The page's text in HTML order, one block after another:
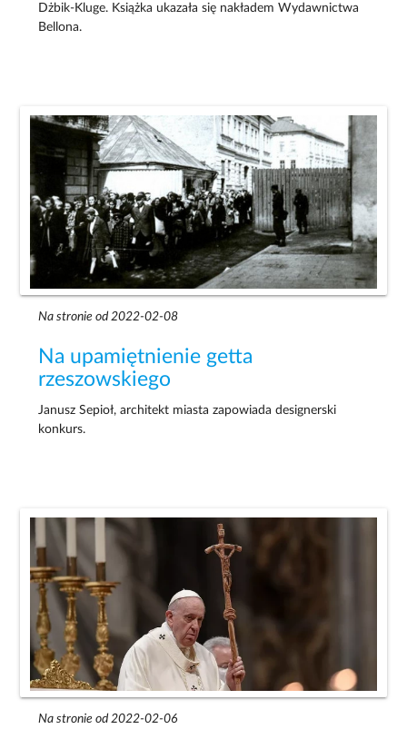
Dżbik-Kluge. Książka ukazała się nakładem Wydawnictwa
Bellona.
Na stronie od 2022-02-08
Na upamiętnienie getta
rzeszowskiego
Janusz Sepioł, architekt miasta zapowiada designerski
konkurs.
Na stronie od 2022-02-06